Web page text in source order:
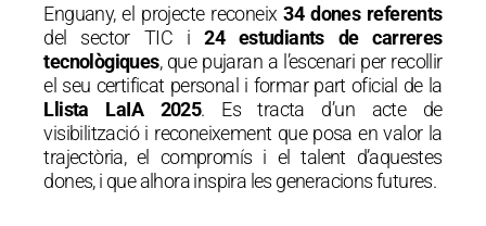
Enguany, el projecte reconeix34 dones referents
del sector TIC i24 estudiants de carreres
tecnològiques, que pujaran a l’escenari per recollir
el seu certificat personal i formar part oficial de la
Llista LaIA 2025. Es tracta d’un acte de
visibilització i reconeixement que posa en valor la
trajectòria, el compromís i el talent d’aquestes
dones, i que alhora inspira les generacions futures.